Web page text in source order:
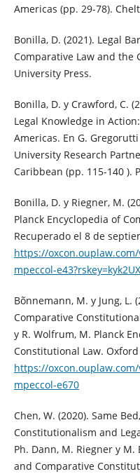
Americas (pp. 29-78).
Bonilla, D. (2021). Legal
Comparative Law and the
University Press.
Bonilla, D. y Crawford, C.
Legal Knowledge in
Americas. En G.
University Research
Caribbean (pp. 115-140 ).
Bonilla, D. y Riegner, M.
Planck Encyclopedia of
Recuperado el 8 de
https://
mpeccol-
Bõnnemann, M. y Jung, L.
Comparative
y R. Wolfrum, M. Planck
Constitutional Law.
https://
mpeccol-e670
Chen, W. (2020). Same
Constitutionalism and
Ph. Dann, M. Riegner y
and Comparative